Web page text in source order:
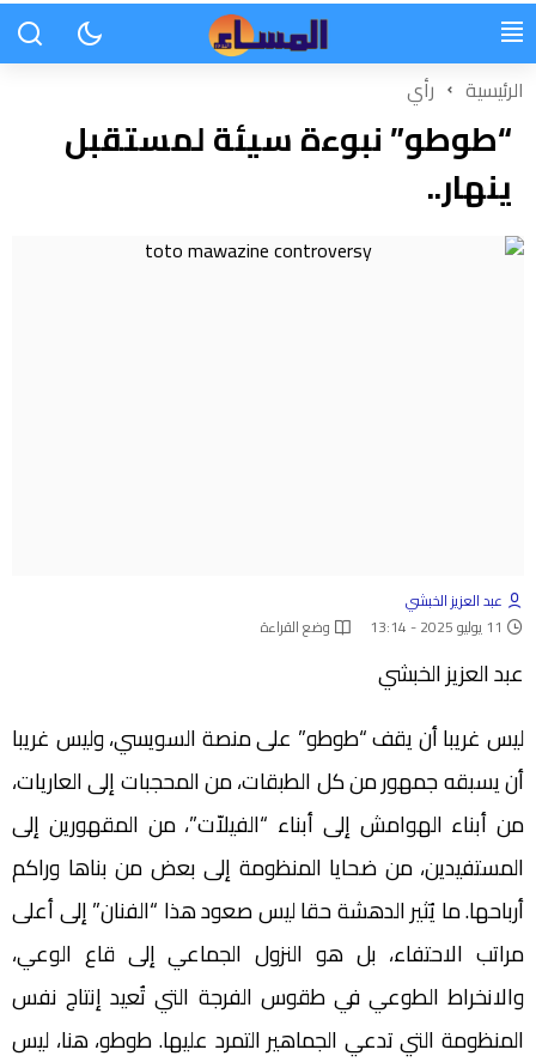
الرئيسية رأي
“طوطو” نبوءة سيئة لمستقبل
ينهار..
عبد العزيز الخبشي
11 يوليو 2025 - 13:14
وضع القراءة
عبد العزيز الخبشي
ليس غريبا أن يقف “طوطو” على منصة السويسي، وليس غريبا
أن يسبقه جمهور من كل الطبقات، من المحجبات إلى العاريات،
من أبناء الهوامش إلى أبناء “الفيلاّت”، من المقهورين إلى
المستفيدين، من ضحايا المنظومة إلى بعض من بناها وراكم
أرباحها. ما يُثير الدهشة حقا ليس صعود هذا “الفنان” إلى أعلى
مراتب الاحتفاء، بل هو النزول الجماعي إلى قاع الوعي،
والانخراط الطوعي في طقوس الفرجة التي تُعيد إنتاج نفس
المنظومة التي تدعي الجماهير التمرد عليها. طوطو، هنا، ليس